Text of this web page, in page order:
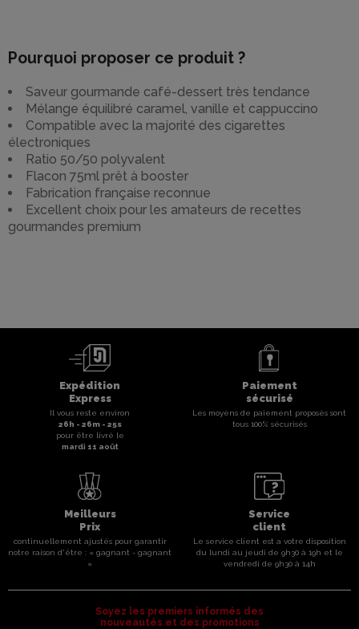
Pourquoi proposer ce produit ?
Saveur gourmande café-dessert très tendance
Mélange équilibré caramel, vanille et cappuccino
Compatible avec la majorité des cigarettes
électroniques
Ratio 50/50 polyvalent
Flacon 75ml prêt à booster
Fabrication française reconnue
Excellent choix pour les amateurs de recettes
gourmandes premium
Expédition
Express
Il vous reste environ
26h - 26m - 25s
pour être livré le
mardi 11 août
Paiement
sécurisé
Les moyens de paiement proposés sont
tous 100% sécurisés
Meilleurs
Prix
continuellement ajustés pour garantir
notre raison d'être : « gagnant - gagnant
»
Service
client
Le service client est a votre disposition
du lundi au jeudi de 9h30 à 19h et le
vendredi de 9h30 à 14h
Soyez les premiers informés des
nouveautés et des promotions